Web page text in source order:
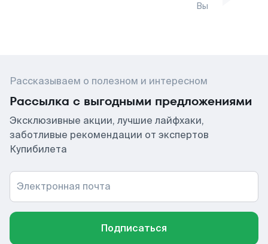
Вы
Рассказываем о полезном и интересном
Рассылка с выгодными предложениями
Эксклюзивные акции, лучшие лайфхаки,
заботливые рекомендации от экспертов
Купибилета
Электронная почта
Подписаться